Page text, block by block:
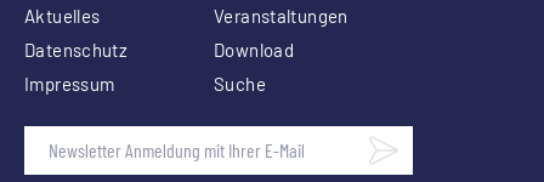
Aktuelles
Veranstaltungen
Datenschutz
Download
Impressum
Suche